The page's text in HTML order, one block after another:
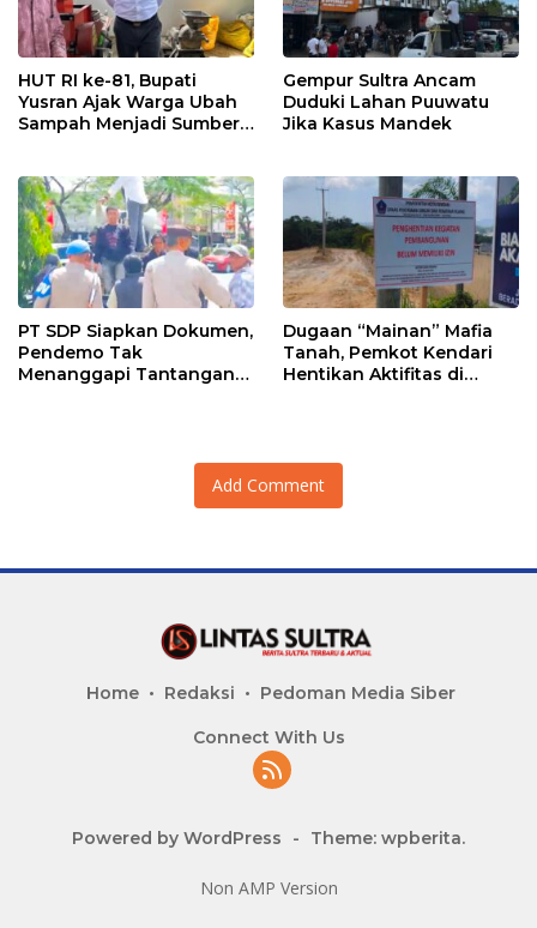
HUT RI ke-81, Bupati
Yusran Ajak Warga Ubah
Sampah Menjadi Sumber
Gempur Sultra Ancam
Duduki Lahan Puuwatu
Jika Kasus Mandek
PT SDP Siapkan Dokumen,
Pendemo Tak
Menanggapi Tantangan
Dugaan “Mainan” Mafia
Tanah, Pemkot Kendari
Hentikan Aktifitas di
Add Comment
Home Redaksi Pedoman Media Siber
Connect With Us
Powered by WordPress - Theme: wpberita.
Non AMP Version